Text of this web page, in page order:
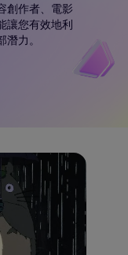
創作者、電影
讓您有效地利
力。